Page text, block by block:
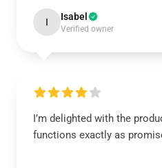
I Isabel
Verified owner
I’m delighted with the
functions exactly as